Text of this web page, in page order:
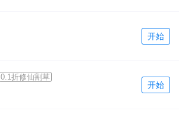
开始
0.1折修仙割草
开始